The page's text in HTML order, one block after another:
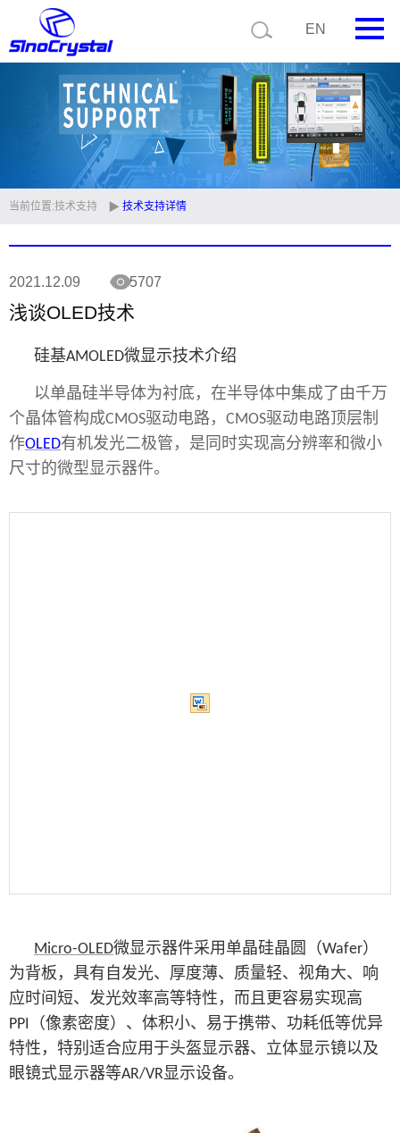
EN
技术支持
视频中心
新闻中心
联系我们
定制品
当前位置:技术支持 技术支持详情
2021.12.09 5707
浅谈OLED技术
硅基AMOLED微显示技术介绍
以单晶硅半导体为衬底，在半导体中集成了由千万
个晶体管构成CMOS驱动电路， CMOS驱动电路顶层制
作OLED有机发光二极管，是同时实现高分辨率和微小
尺寸的微型显示器件。
Micro-OLED微显示器件采用单晶硅晶圆（Wafer）
为背板，具有自发光、厚度薄、质量轻、视角大、响
应时间短、发光效率高等特性，而且更容易实现高
PPI
（像素密度）、体积小、易于携带、功耗低等优异
特性，特别适合应用于头盔显示器、立体显示镜以及
眼镜式显示器等AR/VR显示设备。